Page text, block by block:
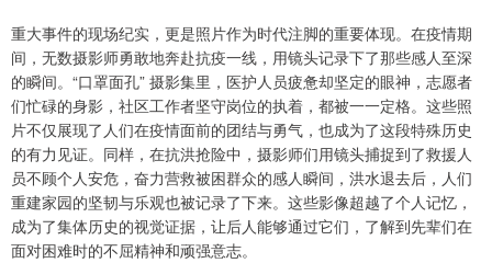
重大事件的现场纪实，更是照片作为时代注脚的重要体现。在疫情期
间，无数摄影师勇敢地奔赴抗疫一线，用镜头记录下了那些感人至深
的瞬间。“口罩面孔” 摄影集里，医护人员疲惫却坚定的眼神，志愿者
们忙碌的身影，社区工作者坚守岗位的执着，都被一一定格。这些照
片不仅展现了人们在疫情面前的团结与勇气，也成为了这段特殊历史
的有力见证。同样，在抗洪抢险中，摄影师们用镜头捕捉到了救援人
员不顾个人安危，奋力营救被困群众的感人瞬间，洪水退去后，人们
重建家园的坚韧与乐观也被记录了下来。这些影像超越了个人记忆，
成为了集体历史的视觉证据，让后人能够通过它们，了解到先辈们在
面对困难时的不屈精神和顽强意志。